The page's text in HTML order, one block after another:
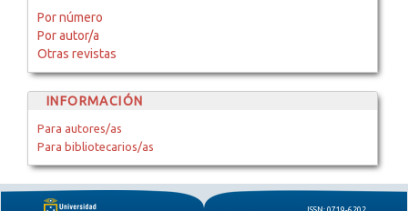
Por número
Por autor/a
Otras revistas
INFORMACIÓN
Para autores/as
Para bibliotecarios/as